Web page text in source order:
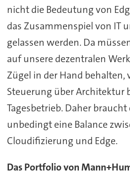
nicht die Bedeutung von
das Zusammenspiel von IT
gelassen werden. Da
auf unsere dezentralen
Zügel in der Hand behalten,
Steuerung über Architektur
Tagesbetrieb. Daher
unbedingt eine Balance
Cloudifizierung und Edge.
Das Portfolio von